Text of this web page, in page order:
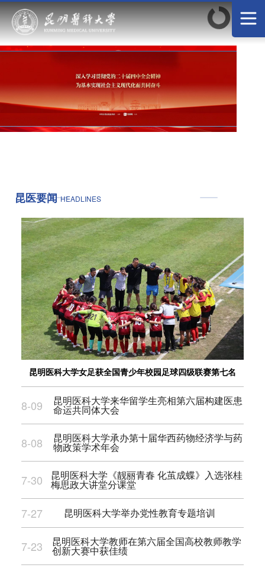
昆医要闻HEADLINES
昆明医科大学女足获全国青少年校园足球四级联赛第七名
8-09 昆明医科大学来华留学生亮相第六届构建医患
命运共同体大会
8-08 昆明医科大学承办第十届华西药物经济学与药
物政策学术年会
7-30 昆明医科大学《靓丽青春 化茧成蝶》入选张桂
梅思政大讲堂分课堂
7-27 昆明医科大学举办党性教育专题培训
7-23 昆明医科大学教师在第六届全国高校教师教学
创新大赛中获佳绩